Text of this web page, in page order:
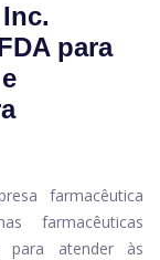
para
farmacêutica
farmacêuticas
para atender às